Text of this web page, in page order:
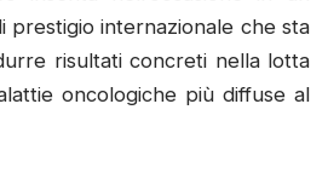
prestigio internazionale che sta
risultati concreti nella lotta
oncologiche più diffuse al